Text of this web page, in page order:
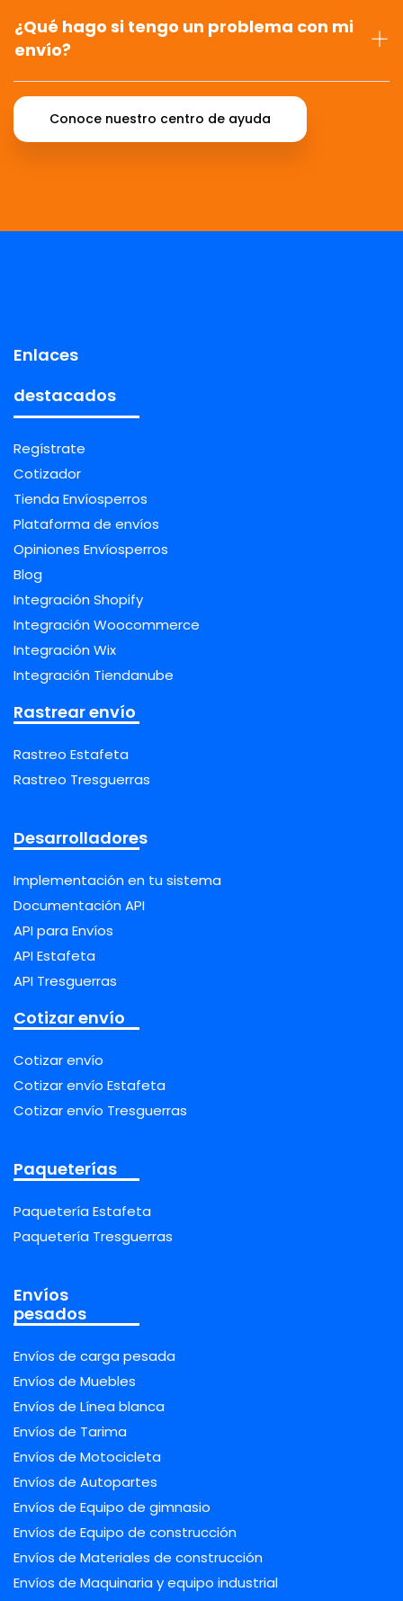
¿Qué hago si tengo un problema con mi
envío?
Conoce nuestro centro de ayuda
Enlaces
destacados
Regístrate
Cotizador
Tienda Envíosperros
Plataforma de envíos
Opiniones Envíosperros
Blog
Integración Shopify
Integración Woocommerce
Integración Wix
Integración Tiendanube
Rastrear envío
Rastreo Estafeta
Rastreo Tresguerras
Desarrolladores
Implementación en tu sistema
Documentación API
API para Envíos
API Estafeta
API Tresguerras
Cotizar envío
Cotizar envío
Cotizar envío Estafeta
Cotizar envío Tresguerras
Paqueterías
Paquetería Estafeta
Paquetería Tresguerras
Envíos
pesados
Envíos de carga pesada
Envíos de Muebles
Envíos de Línea blanca
Envíos de Tarima
Envíos de Motocicleta
Envíos de Autopartes
Envíos de Equipo de gimnasio
Envíos de Equipo de construcción
Envíos de Materiales de construcción
Envíos de Maquinaria y equipo industrial